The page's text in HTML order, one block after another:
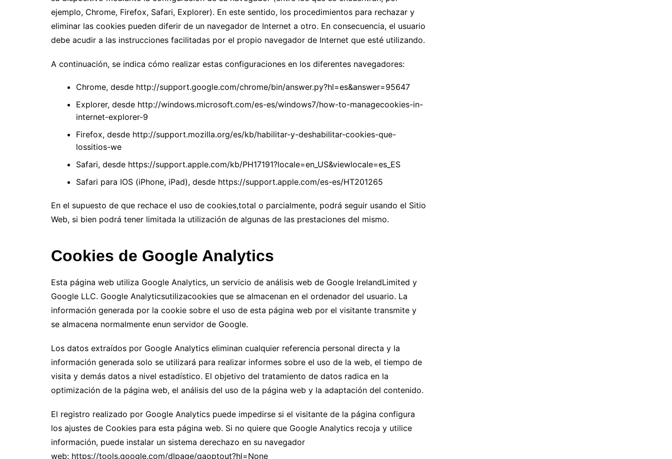
ejemplo, Chrome, Firefox, Safari, Explorer). En este sentido, los procedimientos para rechazar y
eliminar las cookies pueden diferir de un navegador de Internet a otro. En consecuencia, el usuario
debe acudir a las instrucciones facilitadas por el propio navegador de Internet que esté utilizando.
A continuación, se indica cómo realizar estas configuraciones en los diferentes navegadores:
Chrome, desde http://support.google.com/chrome/bin/answer.py?hl=es&answer=95647
Explorer, desde http://windows.microsoft.com/es-es/windows7/how-to-managecookies-in-
internet-explorer-9
Firefox, desde http://support.mozilla.org/es/kb/habilitar-y-deshabilitar-cookies-que-
lossitios-we
Safari, desde https://support.apple.com/kb/PH17191?locale=en_US&viewlocale=es_ES
Safari para IOS (iPhone, iPad), desde https://support.apple.com/es-es/HT201265
En el supuesto de que rechace el uso de cookies,total o parcialmente, podrá seguir usando el Sitio
Web, si bien podrá tener limitada la utilización de algunas de las prestaciones del mismo.
Cookies de Google Analytics
Esta página web utiliza Google Analytics, un servicio de análisis web de Google IrelandLimited y
Google LLC. Google Analyticsutilizacookies que se almacenan en el ordenador del usuario. La
información generada por la cookie sobre el uso de esta página web por el visitante transmite y
se almacena normalmente enun servidor de Google.
Los datos extraídos por Google Analytics eliminan cualquier referencia personal directa y la
información generada solo se utilizará para realizar informes sobre el uso de la web, el tiempo de
visita y demás datos a nivel estadístico. El objetivo del tratamiento de datos radica en la
optimización de la página web, el análisis del uso de la página web y la adaptación del contenido.
El registro realizado por Google Analytics puede impedirse si el visitante de la página configura
los ajustes de Cookies para esta página web. Si no quiere que Google Analytics recoja y utilice
información, puede instalar un sistema derechazo en su navegador
web: https://tools.google.com/dlpage/gaoptout?hl=None